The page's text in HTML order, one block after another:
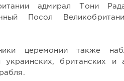
адмирал Тони
Посол
церемонии также
украинских, британских и